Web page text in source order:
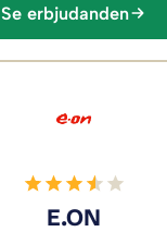
Se erbjudanden
E.ON